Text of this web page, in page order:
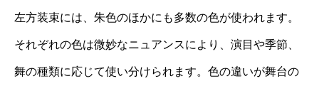
左方装束には、朱色のほかにも多数の色が使われます。
それぞれの色は微妙なニュアンスにより、演目や季節、
舞の種類に応じて使い分けられます。色の違いが舞台の